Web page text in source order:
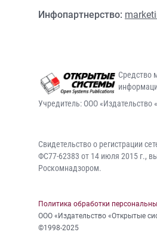
Инфопартнерство:
Средство
Учредитель: ООО «Издательство
Свидетельство о регистрации
ФС77-62383 от 14 июля 2015 г.,
Роскомнадзором.
Политика обработки
ООО «Издательство «Открытые
©1998-2025